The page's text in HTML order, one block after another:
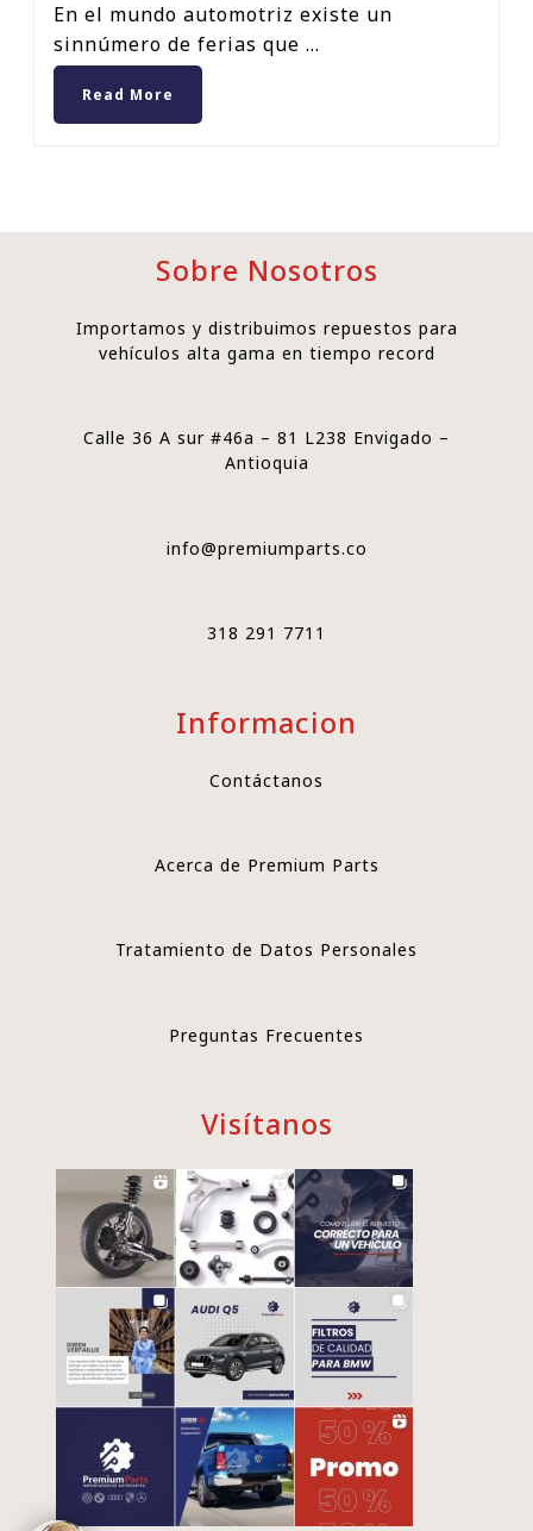
En el mundo automotriz existe un
sinnúmero de ferias que ...
Read More
Sobre Nosotros
Importamos y distribuimos repuestos para
vehículos alta gama en tiempo record
Calle 36 A sur #46a – 81 L238 Envigado –
Antioquia
info@premiumparts.co
318 291 7711
Informacion
Contáctanos
Acerca de Premium Parts
Tratamiento de Datos Personales
Preguntas Frecuentes
Visítanos